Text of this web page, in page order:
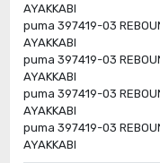
AYAKKABI
puma 397419-03
AYAKKABI
puma 397419-03
AYAKKABI
puma 397419-03
AYAKKABI
puma 397419-03
AYAKKABI